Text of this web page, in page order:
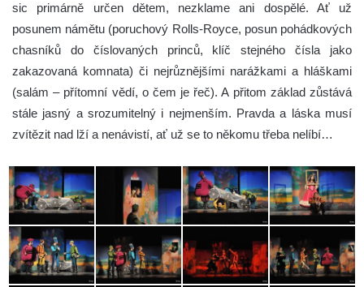
sic primárně určen dětem, nezklame ani dospělé. Ať už
posunem námětu (poruchový Rolls-Royce, posun pohádkových
chasníků do číslovaných princů, klíč stejného čísla jako
zakazovaná komnata) či nejrůznějšími narážkami a hláškami
(salám – přítomní vědí, o čem je řeč). A přitom základ zůstává
stále jasný a srozumitelný i nejmenším. Pravda a láska musí
zvítězit nad lží a nenávistí, ať už se to někomu třeba nelíbí…